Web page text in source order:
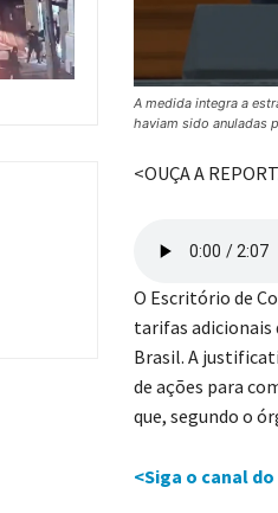
A medida integra a
haviam sido anuladas
<OUÇA A
O Escritório de
tarifas adicionais
Brasil. A
de ações para
que, segundo o
<Siga o canal